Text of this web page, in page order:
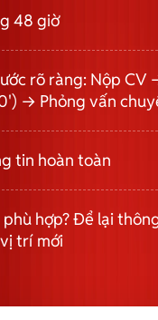
48 giờ
rõ ràng: Nộp CV
→ Phỏng vấn
tin hoàn toàn
phù hợp? Để lại
trí mới